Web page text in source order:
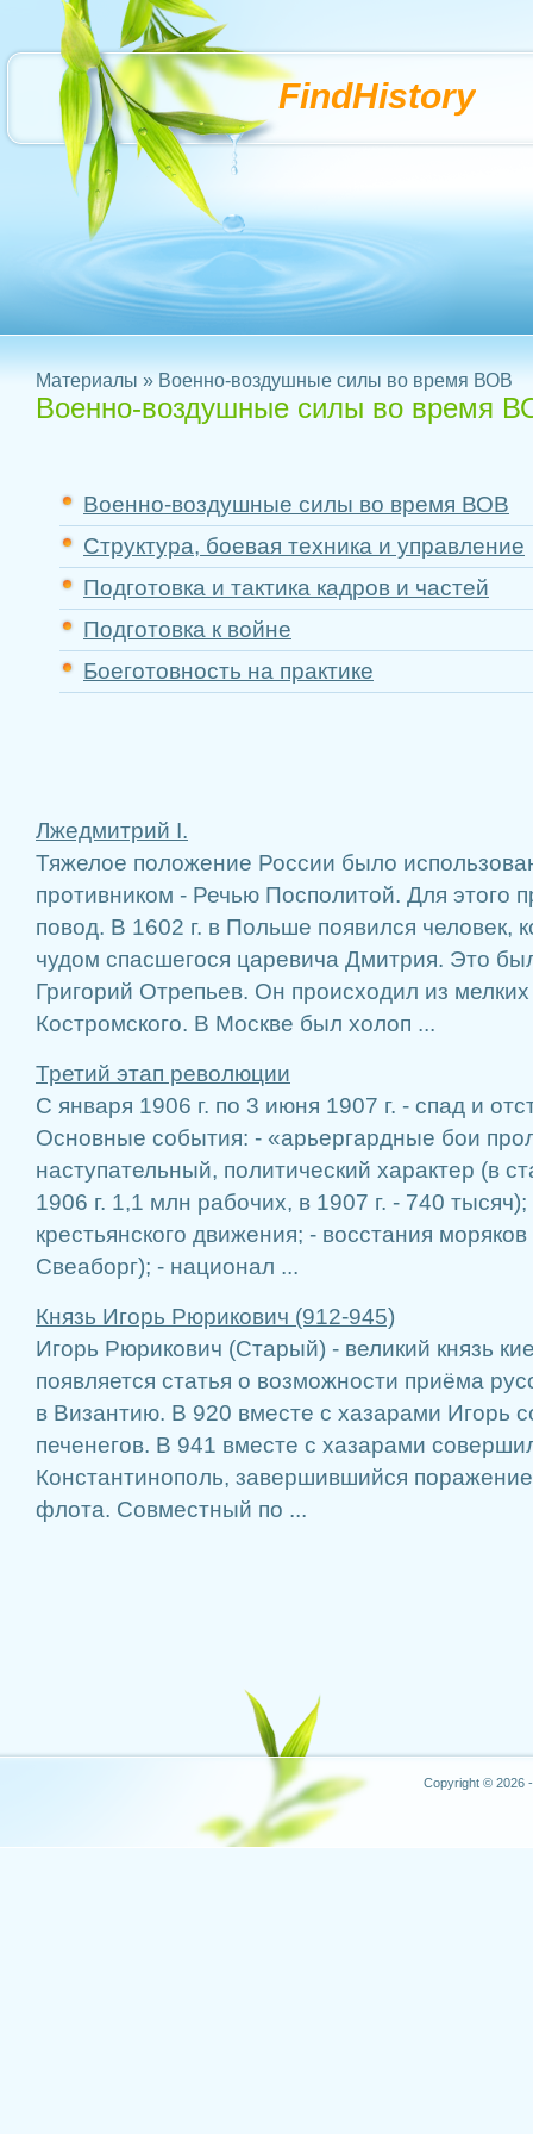
FindHistory
Материалы » Военно-воздушные силы во время ВОВ
Военно-воздушные силы во время
Военно-воздушные силы во время ВОВ
Структура, боевая техника и управление
Подготовка и тактика кадров и частей
Подготовка к войне
Боеготовность на практике
Лжедмитрий I.
Тяжелое положение России было
противником - Речью Посполитой. Для этого
повод. В 1602 г. в Польше появился человек,
чудом спасшегося царевича Дмитрия. Это
Григорий Отрепьев. Он происходил из мелких
Костромского. В Москве был холоп ...
Третий этап революции
С января 1906 г. по 3 июня 1907 г. - спад и
Основные события: - «арьергардные бои
наступательный, политический характер (в
1906 г. 1,1 млн рабочих, в 1907 г. - 740
крестьянского движения; - восстания
Свеаборг); - национал ...
Князь Игорь Рюрикович (912-945)
Игорь Рюрикович (Старый) - великий князь
появляется статья о возможности приёма
в Византию. В 920 вместе с хазарами Игорь
печенегов. В 941 вместе с хазарами
Константинополь, завершившийся
флота. Совместный по ...
Copyright © 2026